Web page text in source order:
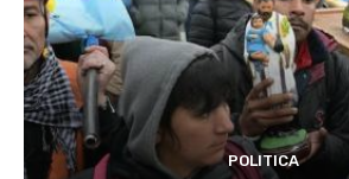
POLITICA